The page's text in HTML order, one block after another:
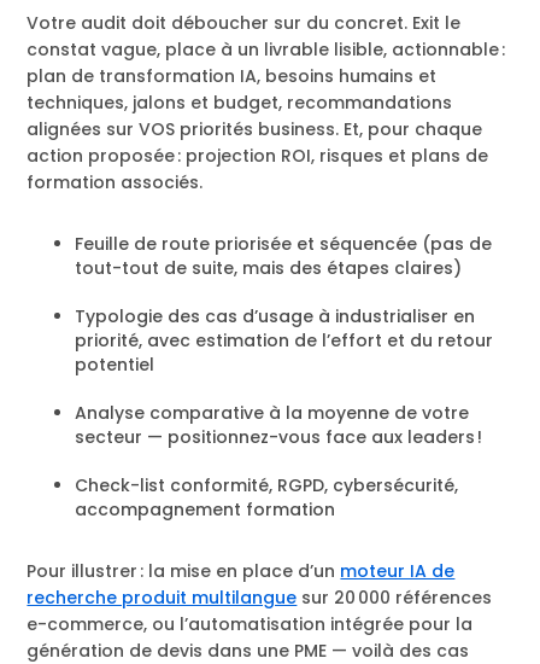
Votre audit doit déboucher sur du concret. Exit le
constat vague, place à un livrable lisible, actionnable :
plan de transformation IA, besoins humains et
techniques, jalons et budget, recommandations
alignées sur VOS priorités business. Et, pour chaque
action proposée : projection ROI, risques et plans de
formation associés.
Feuille de route priorisée et séquencée (pas de
tout-tout de suite, mais des étapes claires)
Typologie des cas d’usage à industrialiser en
priorité, avec estimation de l’effort et du retour
potentiel
Analyse comparative à la moyenne de votre
secteur — positionnez-vous face aux leaders !
Check-list conformité, RGPD, cybersécurité,
accompagnement formation
Pour illustrer : la mise en place d’un moteur IA de
recherche produit multilangue sur 20 000 références
e-commerce, ou l’automatisation intégrée pour la
génération de devis dans une PME — voilà des cas